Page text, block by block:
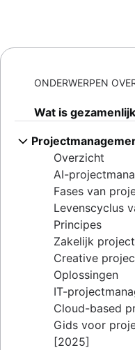
ONDERWERPEN
Wat is
Overzicht
AI-
Fases van
Levenscyclus
Principes
Zakelijk
Creative
Oplossingen
IT-
Cloud-based
Gids voor
[2025]